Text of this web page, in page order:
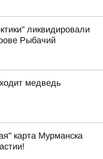
ликвидировали
Рыбачий
медведь
карта Мурманска